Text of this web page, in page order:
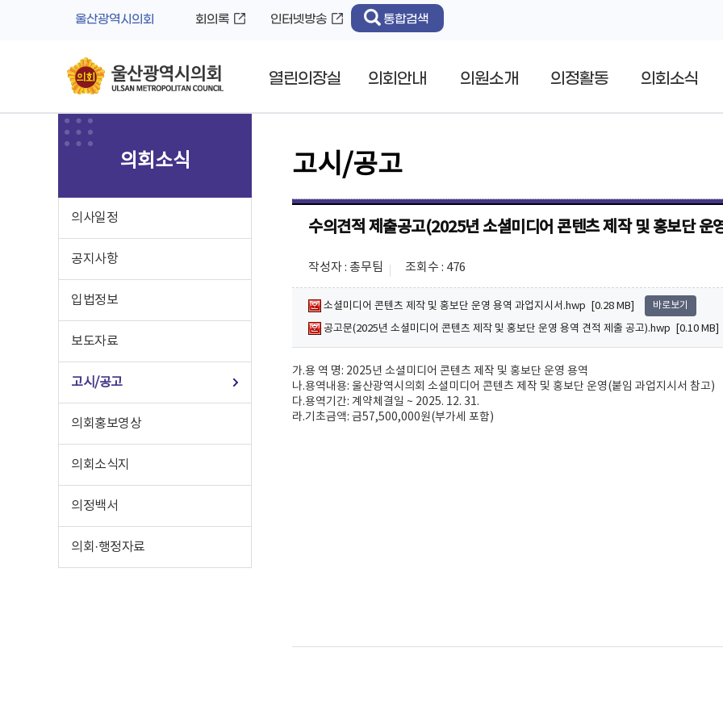
울산광역시의회 회의록 인터넷방송 통합검색
열린의장실 의회안내 의원소개 의정활동 의회소식
의회소식
의사일정
공지사항
입법정보
보도자료
고시/공고
의회홍보영상
의회소식지
의정백서
의회·행정자료
고시/공고
수의견적 제출공고(2025년 소셜미디어 콘텐츠 제작 및 홍보단 운
작성자 : 총무팀 조회수 : 476
소셜미디어 콘텐츠 제작 및 홍보단 운영 용역 과업지시서.hwp [0.28 MB] 바로보기
공고문(2025년 소셜미디어 콘텐츠 제작 및 홍보단 운영 용역 견적 제출 공고).hwp [0.10 MB]
가.용 역 명: 2025년 소셜미디어 콘텐츠 제작 및 홍보단 운영 용역
나.용역내용: 울산광역시의회 소셜미디어 콘텐츠 제작 및 홍보단 운영(붙임 과업지시서 참고)
다.용역기간: 계약체결일 ~ 2025. 12. 31.
라.기초금액: 금57,500,000원(부가세 포함)